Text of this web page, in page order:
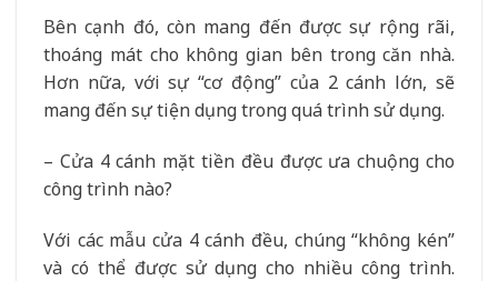
Bên cạnh đó, còn mang đến được sự rộng rãi,
thoáng mát cho không gian bên trong căn nhà.
Hơn nữa, với sự “cơ động” của 2 cánh lớn, sẽ
mang đến sự tiện dụng trong quá trình sử dụng.
– Cửa 4 cánh mặt tiền đều được ưa chuộng cho
công trình nào?
Với các mẫu cửa 4 cánh đều, chúng “không kén”
và có thể được sử dụng cho nhiều công trình.